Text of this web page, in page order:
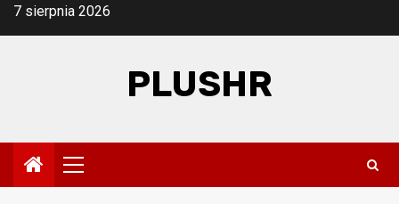
Skip7 sierpnia 2026
PLUSHR
Primary
Menu